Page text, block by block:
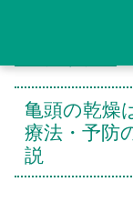
亀頭の乾燥
療法・予防
説